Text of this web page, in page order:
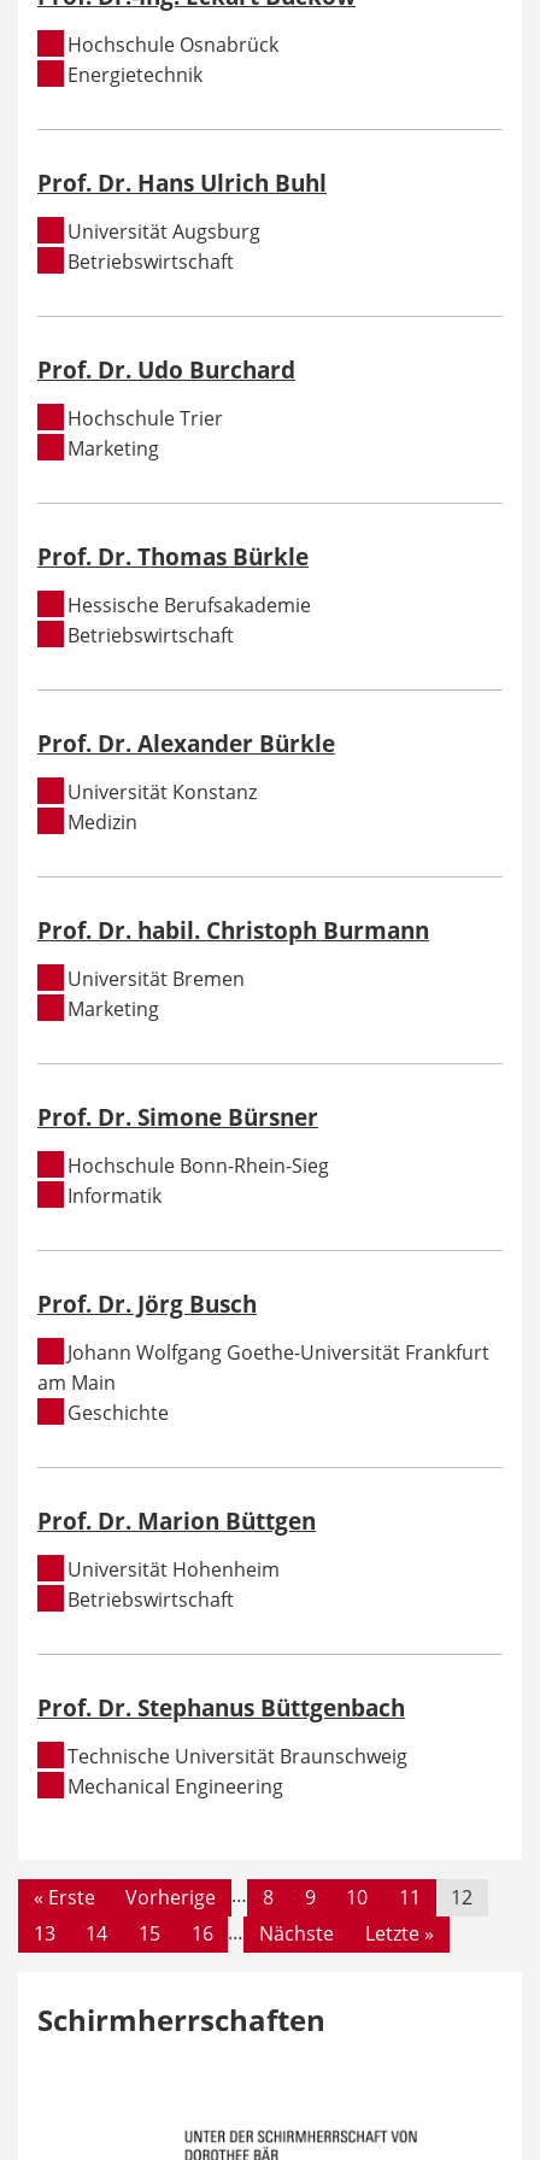
Hochschule Osnabrück
Energietechnik
Prof. Dr. Hans Ulrich Buhl
Universität Augsburg
Betriebswirtschaft
Prof. Dr. Udo Burchard
Hochschule Trier
Marketing
Prof. Dr. Thomas Bürkle
Hessische Berufsakademie
Betriebswirtschaft
Prof. Dr. Alexander Bürkle
Universität Konstanz
Medizin
Prof. Dr. habil. Christoph Burmann
Universität Bremen
Marketing
Prof. Dr. Simone Bürsner
Hochschule Bonn-Rhein-Sieg
Informatik
Prof. Dr. Jörg Busch
Johann Wolfgang Goethe-Universität Frankfurt
am Main
Geschichte
Prof. Dr. Marion Büttgen
Universität Hohenheim
Betriebswirtschaft
Prof. Dr. Stephanus Büttgenbach
Technische Universität Braunschweig
Mechanical Engineering
Seiten
« Erste Vorherige … 8 9 10 11
12
13
14 15 16 … Nächste Letzte »
Schirmherrschaften